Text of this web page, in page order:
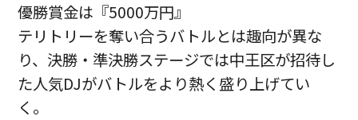
優勝賞金は『5000万円』
テリトリーを奪い合うバトルとは趣向が異な
り、決勝・準決勝ステージでは中王区が招待し
た人気DJがバトルをより熱く盛り上げてい
く。